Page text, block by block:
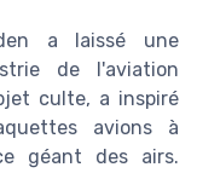
a laissé une
de l'aviation
culte, a inspiré
avions à
géant des airs.